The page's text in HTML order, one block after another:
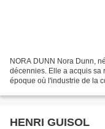
NORA DUNN Nora Dunn,
décennies. Elle a acquis sa
époque où l'industrie de la
HENRI GUISOL